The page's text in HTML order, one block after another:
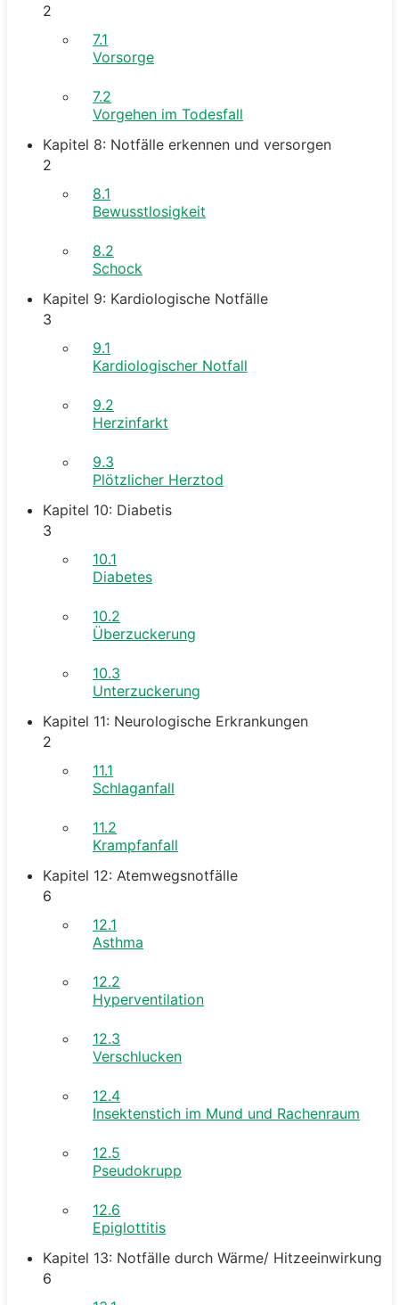
2
7.1
Vorsorge
7.2
Vorgehen im Todesfall
Kapitel 8: Notfälle erkennen und versorgen
2
8.1
Bewusstlosigkeit
8.2
Schock
Kapitel 9: Kardiologische Notfälle
3
9.1
Kardiologischer Notfall
9.2
Herzinfarkt
9.3
Plötzlicher Herztod
Kapitel 10: Diabetis
3
10.1
Diabetes
10.2
Überzuckerung
10.3
Unterzuckerung
Kapitel 11: Neurologische Erkrankungen
2
11.1
Schlaganfall
11.2
Krampfanfall
Kapitel 12: Atemwegsnotfälle
6
12.1
Asthma
12.2
Hyperventilation
12.3
Verschlucken
12.4
Insektenstich im Mund und Rachenraum
12.5
Pseudokrupp
12.6
Epiglottitis
Kapitel 13: Notfälle durch Wärme/ Hitzeeinwirkung
6